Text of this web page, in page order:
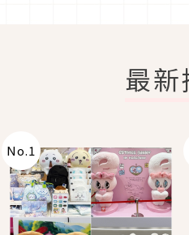
最新
No.1